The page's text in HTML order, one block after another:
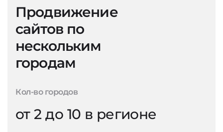
Продвижение
сайтов по
нескольким
городам
Кол-во городов
от 2 до 10 в регионе